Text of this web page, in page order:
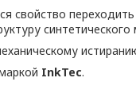
свойство
InkTec.